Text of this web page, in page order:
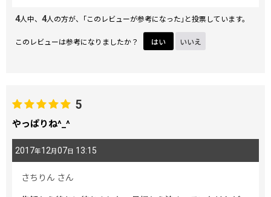
ですが、どの柄にしようか...とページを行ったり来たり。実
際に店舗に行って実物を見てから購入できたらいいなと思い
ましたが、すぐに行ける距離ではなく...
迷う〜と悩むこと数日。
出会ってしまったのです！！ちょうどクリスマスの新作が発
売されるタイミングで、これだ！！！と目を奪われてしまい
ました。
ょっと派手かしら？でも、テンション上がるし、なんと言っ
4人中、 4人の方が、｢このレビューが参考になった｣と投票しています。
このレビューは参考になりましたか？ はい いいえ
5
やっぱりね^_^
2017年12月07日 13:15
さちりん さん